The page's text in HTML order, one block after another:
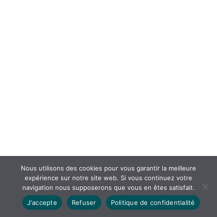
Nous utilisons des cookies pour vous garantir la meilleure
expérience sur notre site web. Si vous continuez votre
navigation nous supposerons que vous en êtes satisfait.
J'accepte
Refuser Politique de confidentialité